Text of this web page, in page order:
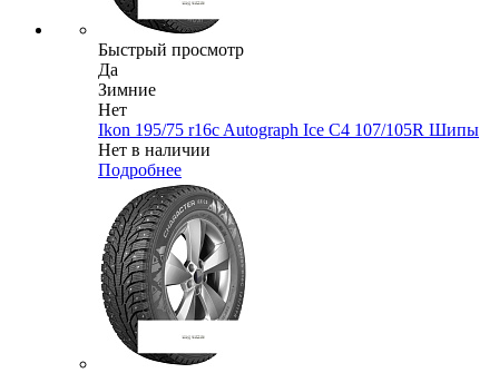
Быстрый просмотр
Да
Зимние
Нет
Ikon 195/75 r16c Autograph Ice C4 107/105R Шипы
Нет в наличии
Подробнее